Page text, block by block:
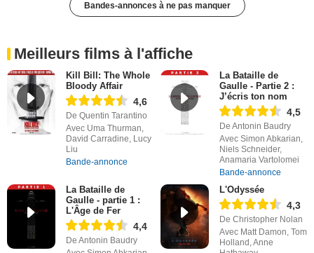
Bandes-annonces à ne pas manquer
Meilleurs films à l'affiche
Kill Bill: The Whole
Bloody Affair
4,6
De Quentin Tarantino
Avec Uma Thurman,
David Carradine, Lucy
Liu
Bande-annonce
La Bataille de
Gaulle - Partie 2 :
J’écris ton nom
4,5
De Antonin Baudry
Avec Simon Abkarian,
Niels Schneider,
Anamaria Vartolomei
Bande-annonce
La Bataille de
Gaulle - partie 1 :
L'Âge de Fer
4,4
De Antonin Baudry
L'Odyssée
4,3
De Christopher Nolan
Avec Matt Damon, Tom
Holland, Anne